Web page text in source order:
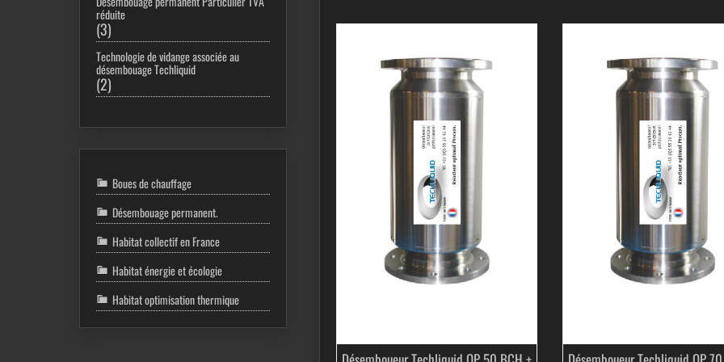
réduite
33
produits
Technologie de vidange associée au
désembouage Techliquid
22
produits
Boues de chauffage
Désembouage permanent.
Habitat collectif en France
Habitat énergie et écologie
Habitat optimisation thermique